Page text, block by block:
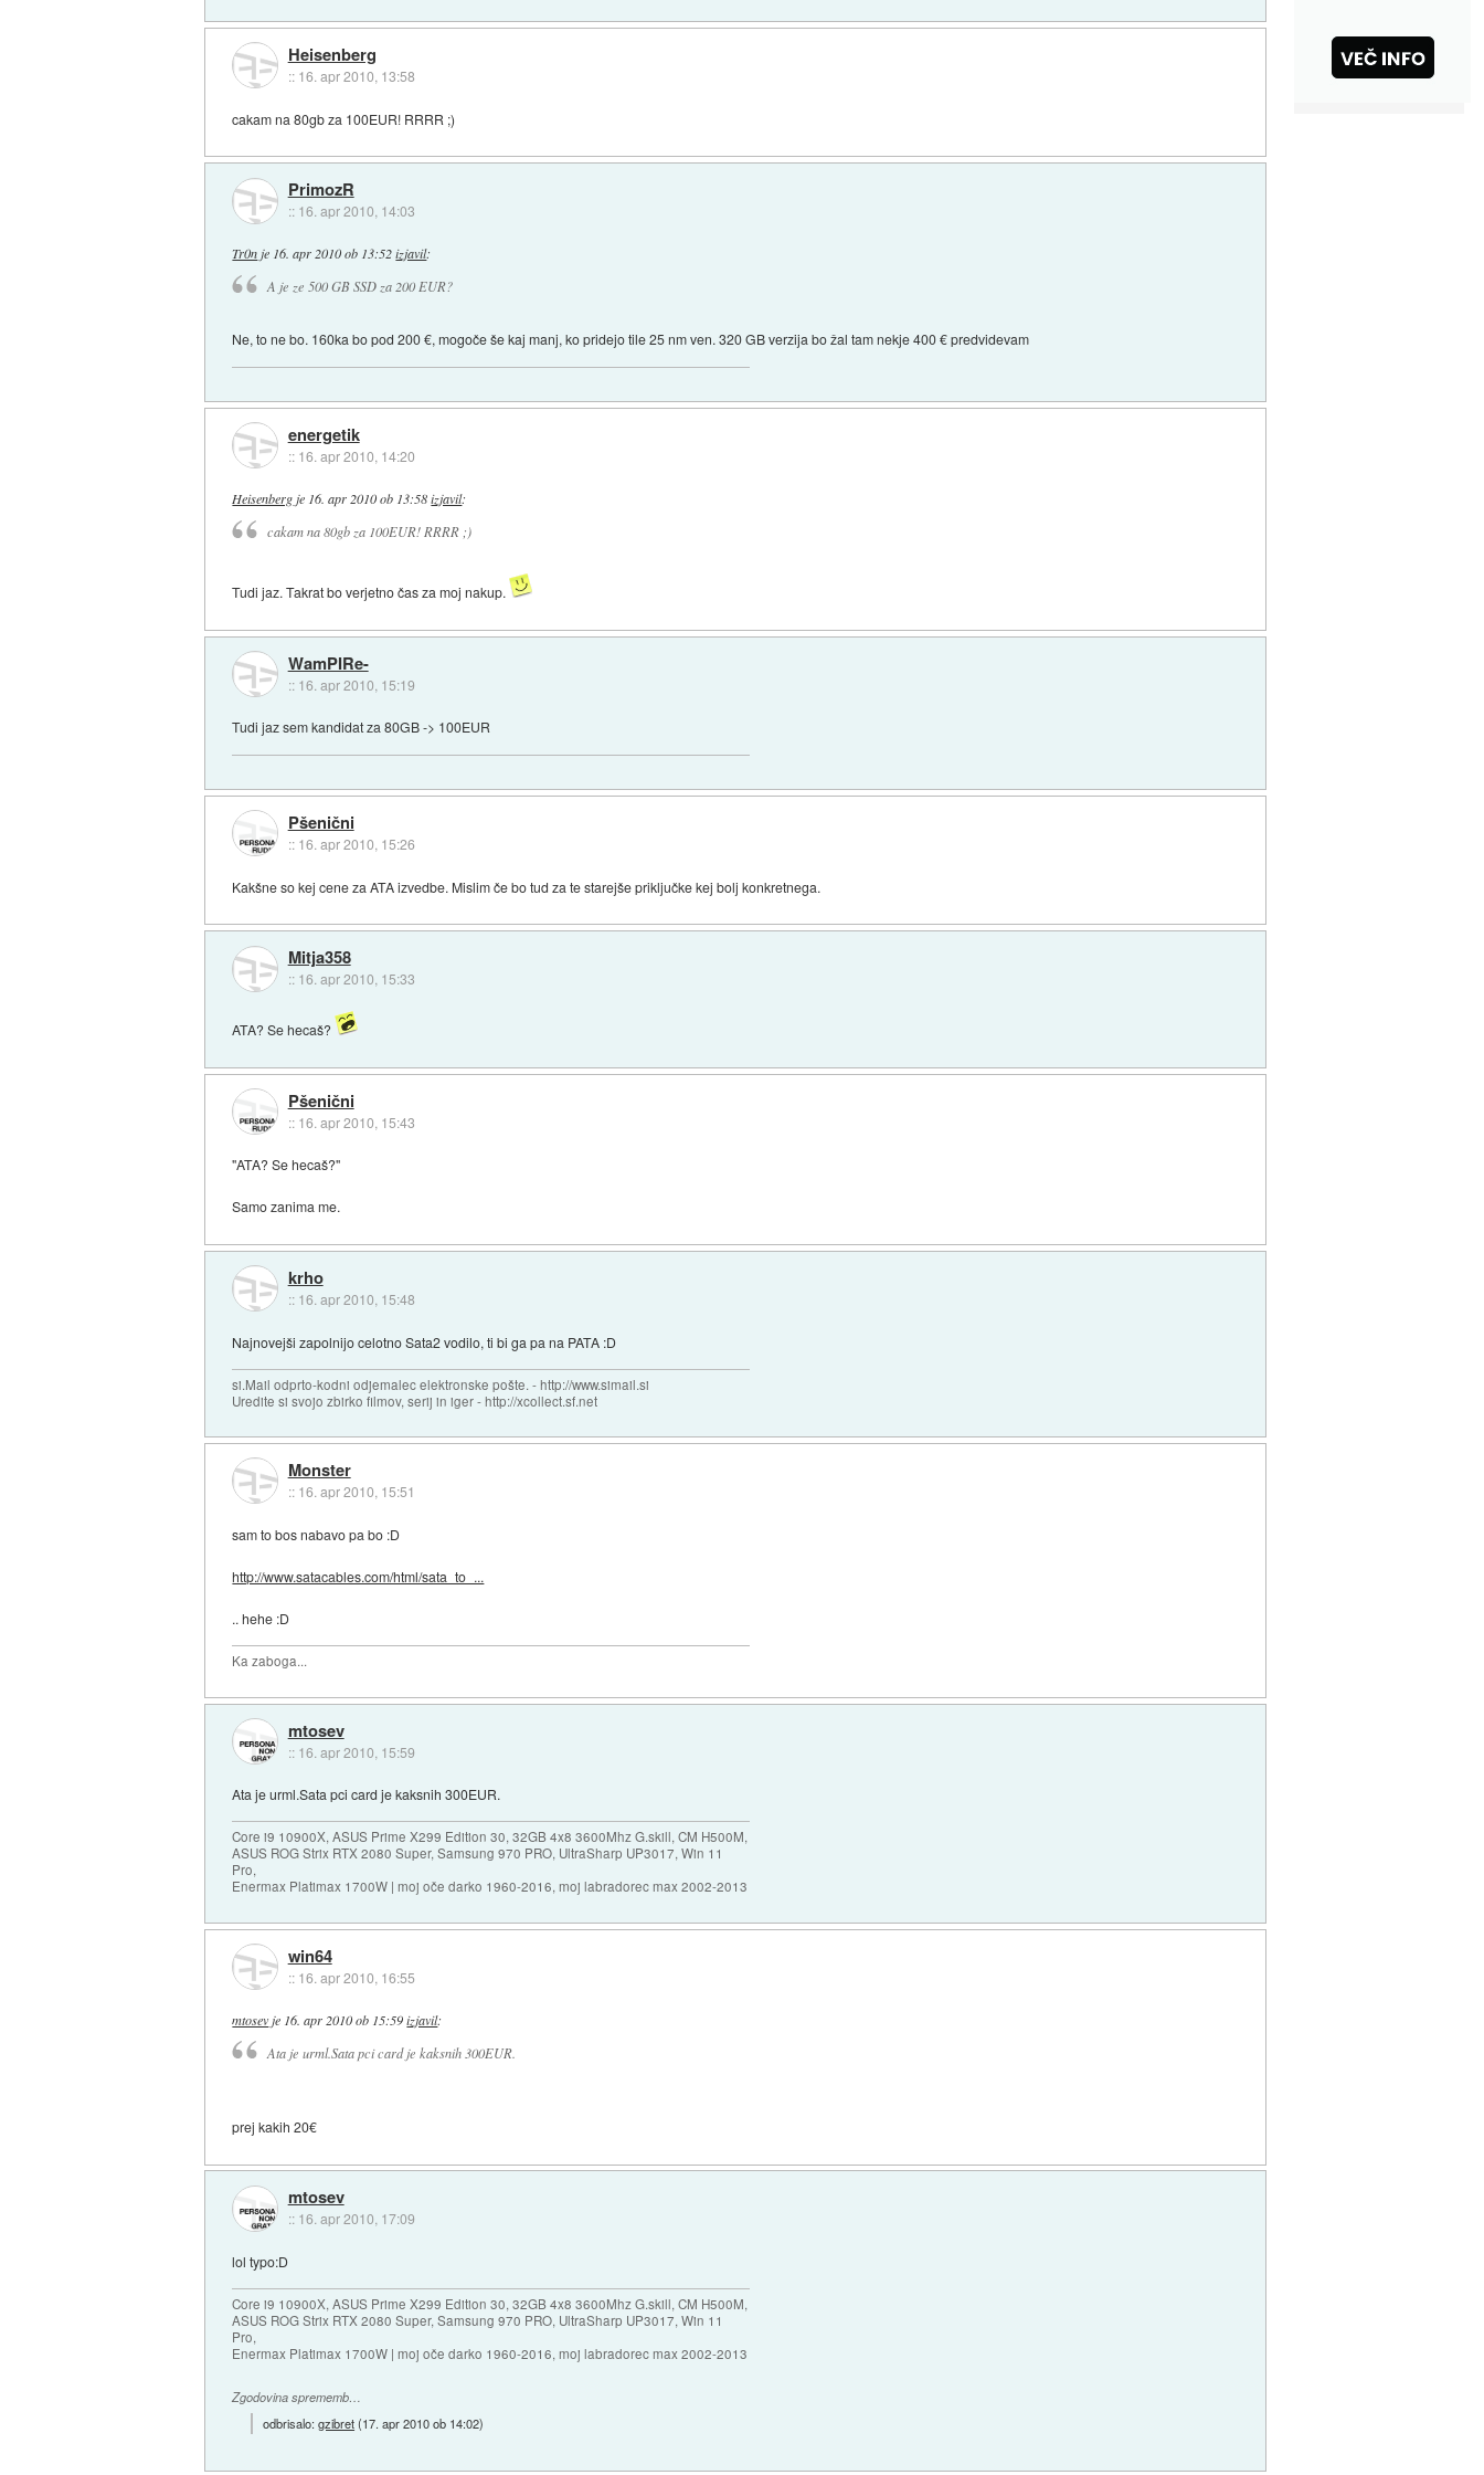
Heisenberg
:: 16. apr 2010, 13:58
cakam na 80gb za 100EUR! RRRR ;)
PrimozR
:: 16. apr 2010, 14:03
Tr0n je 16. apr 2010 ob 13:52 izjavil:
A je ze 500 GB SSD za 200 EUR?
Ne, to ne bo. 160ka bo pod 200 €, mogoče še kaj manj, ko pridejo tile 25 nm ven. 320 GB verzija bo žal tam nekje 400 € predvidevam
energetik
:: 16. apr 2010, 14:20
Heisenberg je 16. apr 2010 ob 13:58 izjavil:
cakam na 80gb za 100EUR! RRRR ;)
Tudi jaz. Takrat bo verjetno čas za moj nakup.
WamPIRe-
:: 16. apr 2010, 15:19
Tudi jaz sem kandidat za 80GB -> 100EUR
Pšenični
:: 16. apr 2010, 15:26
Kakšne so kej cene za ATA izvedbe. Mislim če bo tud za te starejše priključke kej bolj konkretnega.
Mitja358
:: 16. apr 2010, 15:33
ATA? Se hecaš?
Pšenični
:: 16. apr 2010, 15:43
"ATA? Se hecaš?"
Samo zanima me.
krho
:: 16. apr 2010, 15:48
Najnovejši zapolnijo celotno Sata2 vodilo, ti bi ga pa na PATA :D
si.Mail odprto-kodni odjemalec elektronske pošte. - http://www.simail.si
Uredite si svojo zbirko filmov, serij in iger - http://xcollect.sf.net
Monster
:: 16. apr 2010, 15:51
sam to bos nabavo pa bo :D
http://www.satacables.com/html/sata_to_...
.. hehe :D
Ka zaboga...
mtosev
:: 16. apr 2010, 15:59
Ata je urml.Sata pci card je kaksnih 300EUR.
Core i9 10900X, ASUS Prime X299 Edition 30, 32GB 4x8 3600Mhz G.skill, CM H500M,
ASUS ROG Strix RTX 2080 Super, Samsung 970 PRO, UltraSharp UP3017, Win 11
Pro,
Enermax Platimax 1700W | moj oče darko 1960-2016, moj labradorec max 2002-2013
win64
:: 16. apr 2010, 16:55
mtosev je 16. apr 2010 ob 15:59 izjavil:
Ata je urml.Sata pci card je kaksnih 300EUR.
prej kakih 20€
mtosev
:: 16. apr 2010, 17:09
lol typo:D
Core i9 10900X, ASUS Prime X299 Edition 30, 32GB 4x8 3600Mhz G.skill, CM H500M,
ASUS ROG Strix RTX 2080 Super, Samsung 970 PRO, UltraSharp UP3017, Win 11
Pro,
Enermax Platimax 1700W | moj oče darko 1960-2016, moj labradorec max 2002-2013
Zgodovina sprememb…
odbrisalo:gzibret(17. apr 2010 ob 14:02)